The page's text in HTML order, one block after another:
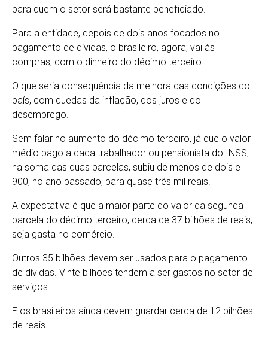
para quem o setor será bastante beneficiado.
Para a entidade, depois de dois anos focados no
pagamento de dívidas, o brasileiro, agora, vai às
compras, com o dinheiro do décimo terceiro.
O que seria consequência da melhora das condições do
país, com quedas da inflação, dos juros e do
desemprego.
Sem falar no aumento do décimo terceiro, já que o valor
médio pago a cada trabalhador ou pensionista do INSS,
na soma das duas parcelas, subiu de menos de dois e
900, no ano passado, para quase três mil reais.
A expectativa é que a maior parte do valor da segunda
parcela do décimo terceiro, cerca de 37 bilhões de reais,
seja gasta no comércio.
Outros 35 bilhões devem ser usados para o pagamento
de dívidas. Vinte bilhões tendem a ser gastos no setor de
serviços.
E os brasileiros ainda devem guardar cerca de 12 bilhões
de reais.